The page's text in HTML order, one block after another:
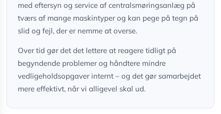
med eftersyn og service af centralsmøringsanlæg på
tværs af mange maskintyper og kan pege på tegn på
slid og fejl, der er nemme at overse.
Over tid gør det det lettere at reagere tidligt på
begyndende problemer og håndtere mindre
vedligeholdsopgaver internt – og det gør samarbejdet
mere effektivt, når vi alligevel skal ud.